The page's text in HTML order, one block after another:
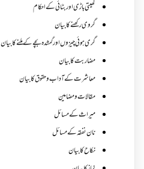
کھیتی باڑی اور بٹائی کے احکام
گروی رکھنے کا بیان
گری ہوئی چیزوں اورگمشدہ بچے کے ملنے کا بیان
مضاربت کا بیان
معاشرت کے آداب و حقوق کا بیان
مقالات ومضامین
میراث کے مسائل
نان نفقہ کے مسائل
نکاح کا بیان